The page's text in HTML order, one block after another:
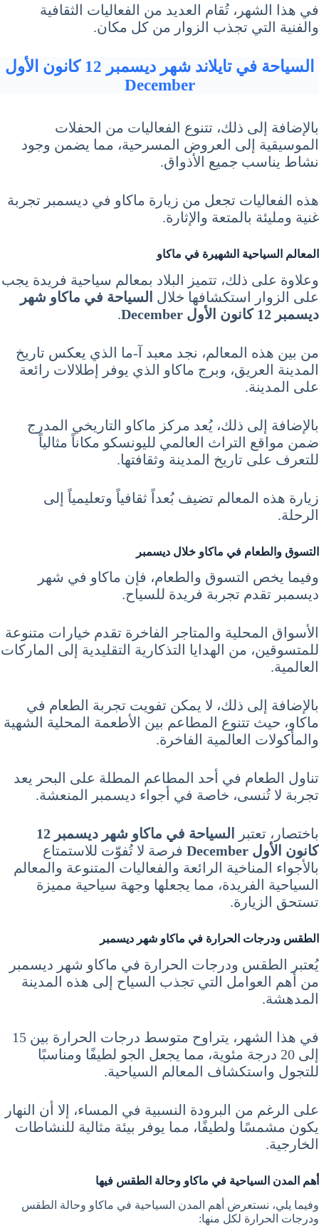
في هذا الشهر، تُقام العديد من الفعاليات الثقافية
والفنية التي تجذب الزوار من كل مكان.
السياحة في تايلاند شهر ديسمبر 12 كانون الأول
December
بالإضافة إلى ذلك، تتنوع الفعاليات من الحفلات
الموسيقية إلى العروض المسرحية، مما يضمن وجود
نشاط يناسب جميع الأذواق.
هذه الفعاليات تجعل من زيارة ماكاو في ديسمبر تجربة
غنية ومليئة بالمتعة والإثارة.
المعالم السياحية الشهيرة في ماكاو
وعلاوة على ذلك، تتميز البلاد بمعالم سياحية فريدة يجب
على الزوار استكشافها خلال السياحة في ماكاو شهر
ديسمبر 12 كانون الأول December
.
من بين هذه المعالم، نجد معبد آ-ما الذي يعكس تاريخ
المدينة العريق، وبرج ماكاو الذي يوفر إطلالات رائعة
على المدينة.
بالإضافة إلى ذلك، يُعد مركز ماكاو التاريخي المدرج
ضمن مواقع التراث العالمي لليونسكو مكاناً مثالياً
للتعرف على تاريخ المدينة وثقافتها.
زيارة هذه المعالم تضيف بُعداً ثقافياً وتعليمياً إلى
الرحلة.
التسوق والطعام في ماكاو خلال ديسمبر
وفيما يخص التسوق والطعام، فإن ماكاو في شهر
ديسمبر تقدم تجربة فريدة للسياح.
الأسواق المحلية والمتاجر الفاخرة تقدم خيارات متنوعة
للمتسوقين، من الهدايا التذكارية التقليدية إلى الماركات
العالمية.
بالإضافة إلى ذلك، لا يمكن تفويت تجربة الطعام في
ماكاو، حيث تتنوع المطاعم بين الأطعمة المحلية الشهية
والمأكولات العالمية الفاخرة.
تناول الطعام في أحد المطاعم المطلة على البحر يعد
تجربة لا تُنسى، خاصة في أجواء ديسمبر المنعشة.
باختصار، تعتبر
السياحة في ماكاو شهر ديسمبر 12
كانون الأول December
فرصة لا تُفوّت للاستمتاع
بالأجواء المناخية الرائعة والفعاليات المتنوعة والمعالم
السياحية الفريدة، مما يجعلها وجهة سياحية مميزة
تستحق الزيارة.
الطقس ودرجات الحرارة في ماكاو شهر ديسمبر
يُعتبر الطقس ودرجات الحرارة في ماكاو شهر ديسمبر
من أهم العوامل التي تجذب السياح إلى هذه المدينة
المدهشة.
في هذا الشهر، يتراوح متوسط درجات الحرارة بين 15
إلى 20 درجة مئوية، مما يجعل الجو لطيفًا ومناسبًا
للتجول واستكشاف المعالم السياحية.
على الرغم من البرودة النسبية في المساء، إلا أن النهار
يكون مشمسًا ولطيفًا، مما يوفر بيئة مثالية للنشاطات
الخارجية.
أهم المدن السياحية في ماكاو وحالة الطقس فيها
وفيما يلي، نستعرض أهم المدن السياحية في ماكاو وحالة الطقس
ودرجات الحرارة لكل منها: